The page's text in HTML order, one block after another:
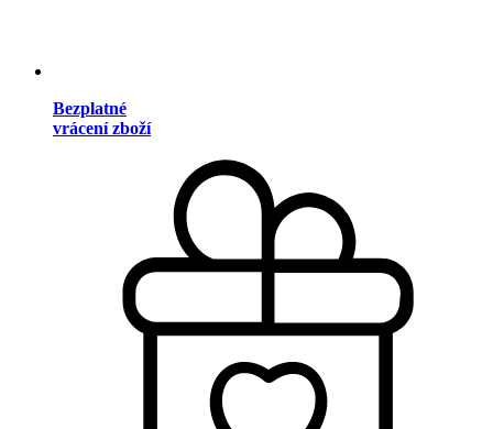
Bezplatné
vrácení zboží